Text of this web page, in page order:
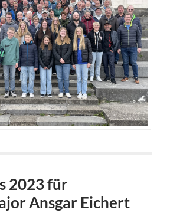
2023 für
Ansgar Eichert